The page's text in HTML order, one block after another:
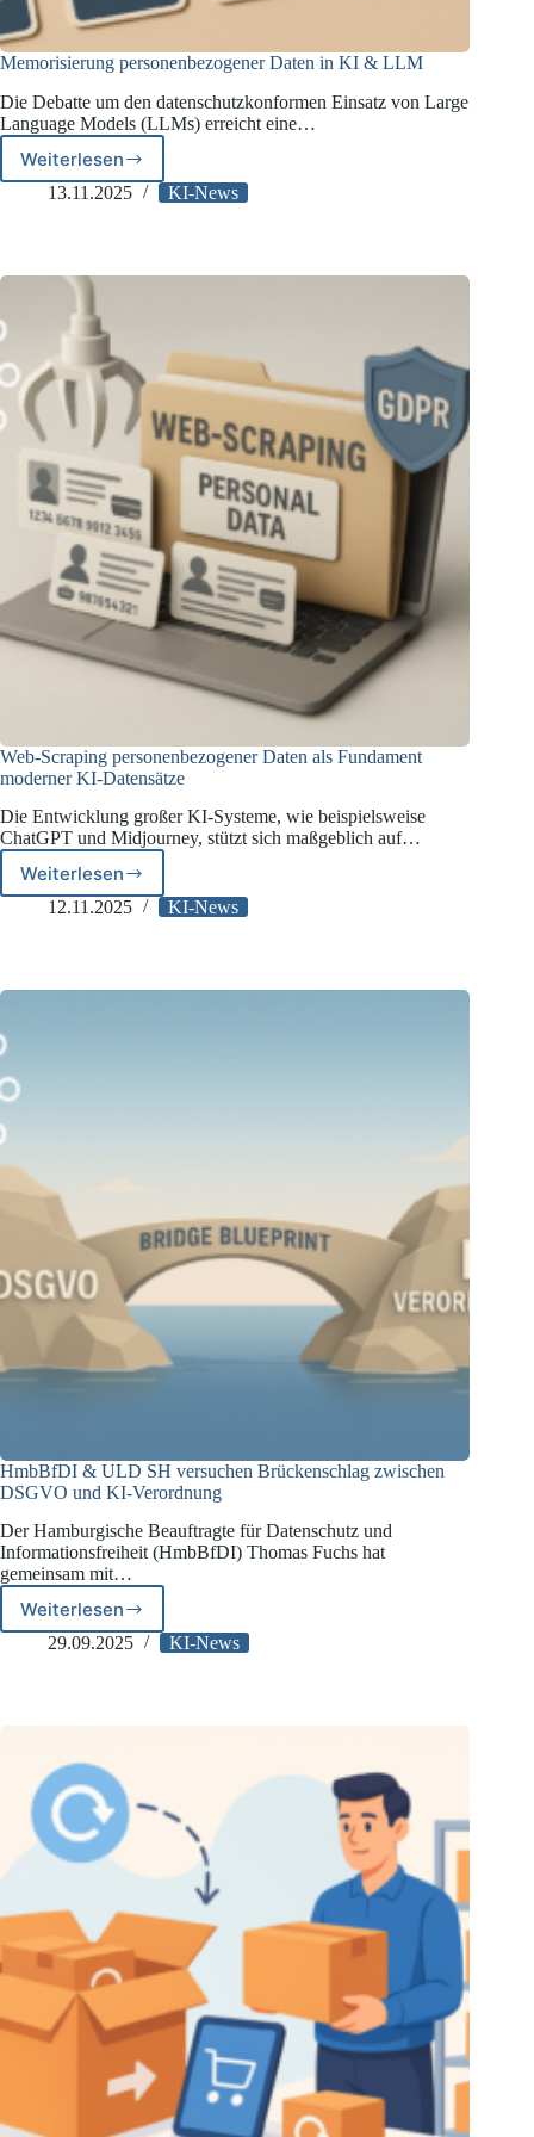
Memorisierung personenbezogener Daten in KI & LLM
Die Debatte um den datenschutzkonformen Einsatz von Large
Language Models (LLMs) erreicht eine…
WeiterlesenMemorisierung
personenbezogener
&
13.11.2025 KI-News
Web-Scraping personenbezogener Daten als Fundament
moderner KI-Datensätze
Die Entwicklung großer KI-Systeme, wie beispielsweise
ChatGPT und Midjourney, stützt sich maßgeblich auf…
Weiterlesen
Web-
Scraping
Fundament
12.11.2025 KI-News
HmbBfDI & ULD SH versuchen Brückenschlag zwischen
DSGVO und KI-Verordnung
Der Hamburgische Beauftragte für Datenschutz und
Informationsfreiheit (HmbBfDI) Thomas Fuchs hat
gemeinsam mit…
Weiterlesen
HmbBfDI
&
DSGVO
und
KI-
Verordnung
29.09.2025 KI-News